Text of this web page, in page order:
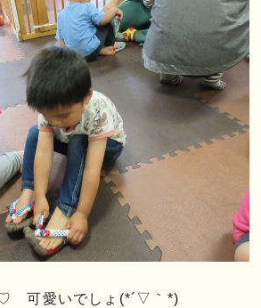
♡ 可愛いでしょ(*´▽｀*)